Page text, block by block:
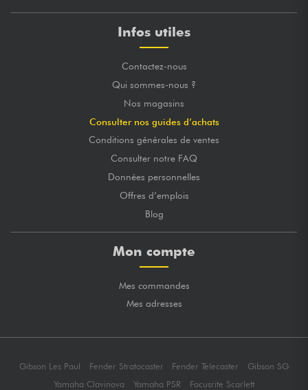
Infos utiles
Contactez-nous
Qui sommes-nous ?
Nos magasins
Consulter nos guides d’achats
Conditions générales de ventes
Consulter notre FAQ
Données personnelles
Offres d’emplois
Blog
Mon compte
Mes commandes
Mes adresses
Gibson Les Paul Fender Stratocaster Fender Telecaster
Gibson SG
Yamaha Clavinova
Yamaha PSR Focusrite Scarlett